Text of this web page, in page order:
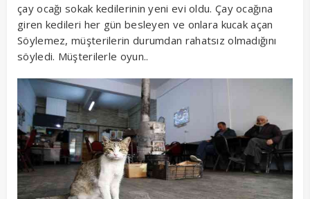
çay ocağı sokak kedilerinin yeni evi oldu. Çay ocağına
giren kedileri her gün besleyen ve onlara kucak açan
Söylemez, müşterilerin durumdan rahatsız olmadığını
söyledi. Müşterilerle oyun..